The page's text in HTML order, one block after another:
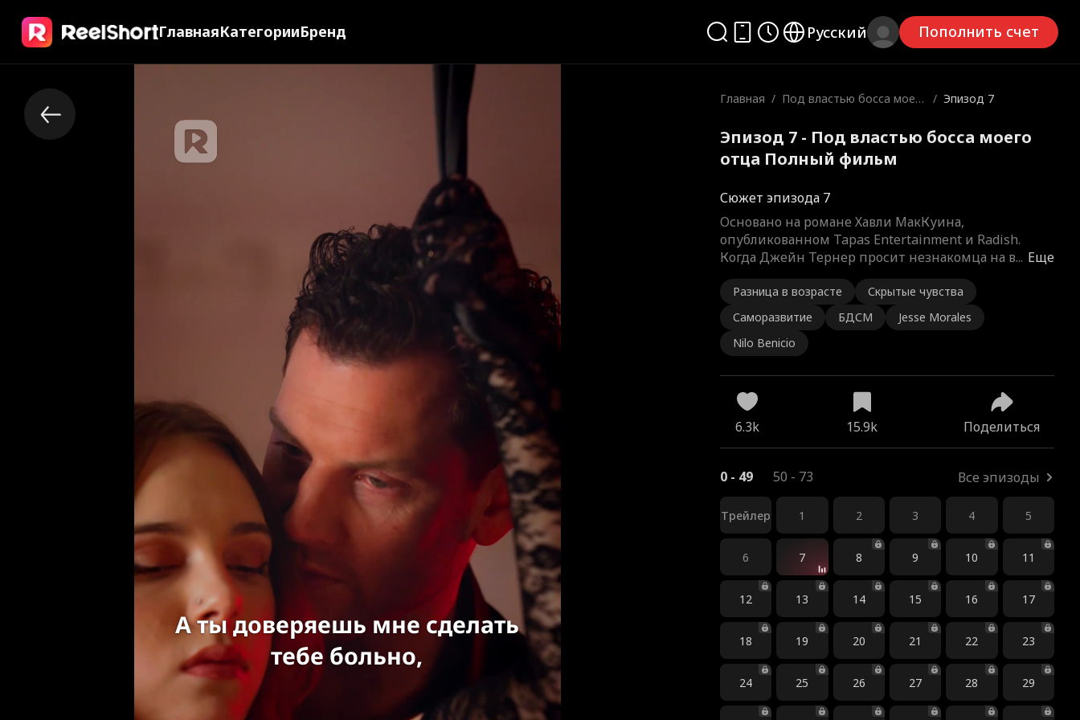
ГлавнаяКатегорииБренд Русский Пополнить счет
А ты доверяешь мне сделать
тебе больно,
Главная / Под властью босса моег
/ Эпизод 7
Эпизод 7 - Под властью босса моего
отца Полный фильм
Сюжет эпизода 7
Еще
Основано на романе Хавли МакКуина,
опубликованном Tapas Entertainment и Radish.
Когда Джейн Тернер просит незнакомца на в...
Разница в возрасте
Скрытые чувства
Саморазвитие
БДСМ
Jesse Morales
Nilo Benicio
6.3k 15.9k Поделиться
0 - 49 50 - 73 Все эпизоды
Трейлер 1 2 3 4 5
6 7 8 9 10 11
12 13 14 15 16 17
18 19 20 21 22 23
24 25 26 27 28 29